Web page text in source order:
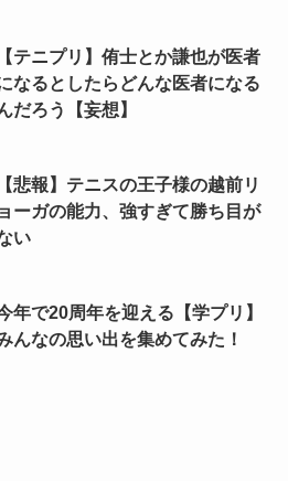
【テニプリ】侑士とか謙也が医者
なるとしたらどんな医者になる
だろう【妄想】
【悲報】テニスの王子様の越前リ
ョーガの能力、強すぎて勝ち目が
い
年で20周年を迎える【学プリ】
んなの思い出を集めてみた！